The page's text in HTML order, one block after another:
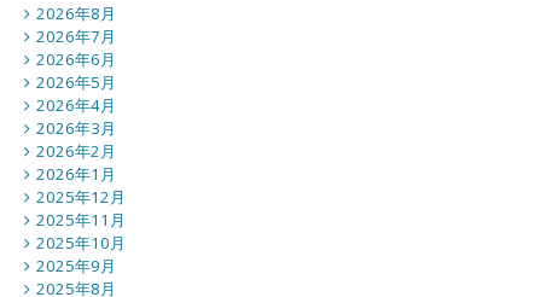
2026年8月
2026年7月
2026年6月
2026年5月
2026年4月
2026年3月
2026年2月
2026年1月
2025年12月
2025年11月
2025年10月
2025年9月
2025年8月